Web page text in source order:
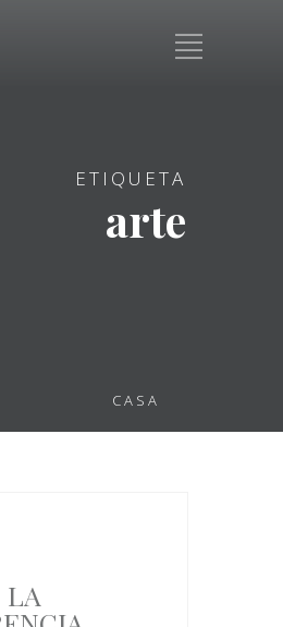
ETIQUETA
arte
CASA
LA